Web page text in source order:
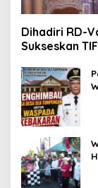
Dihadiri RD-
Sukseskan